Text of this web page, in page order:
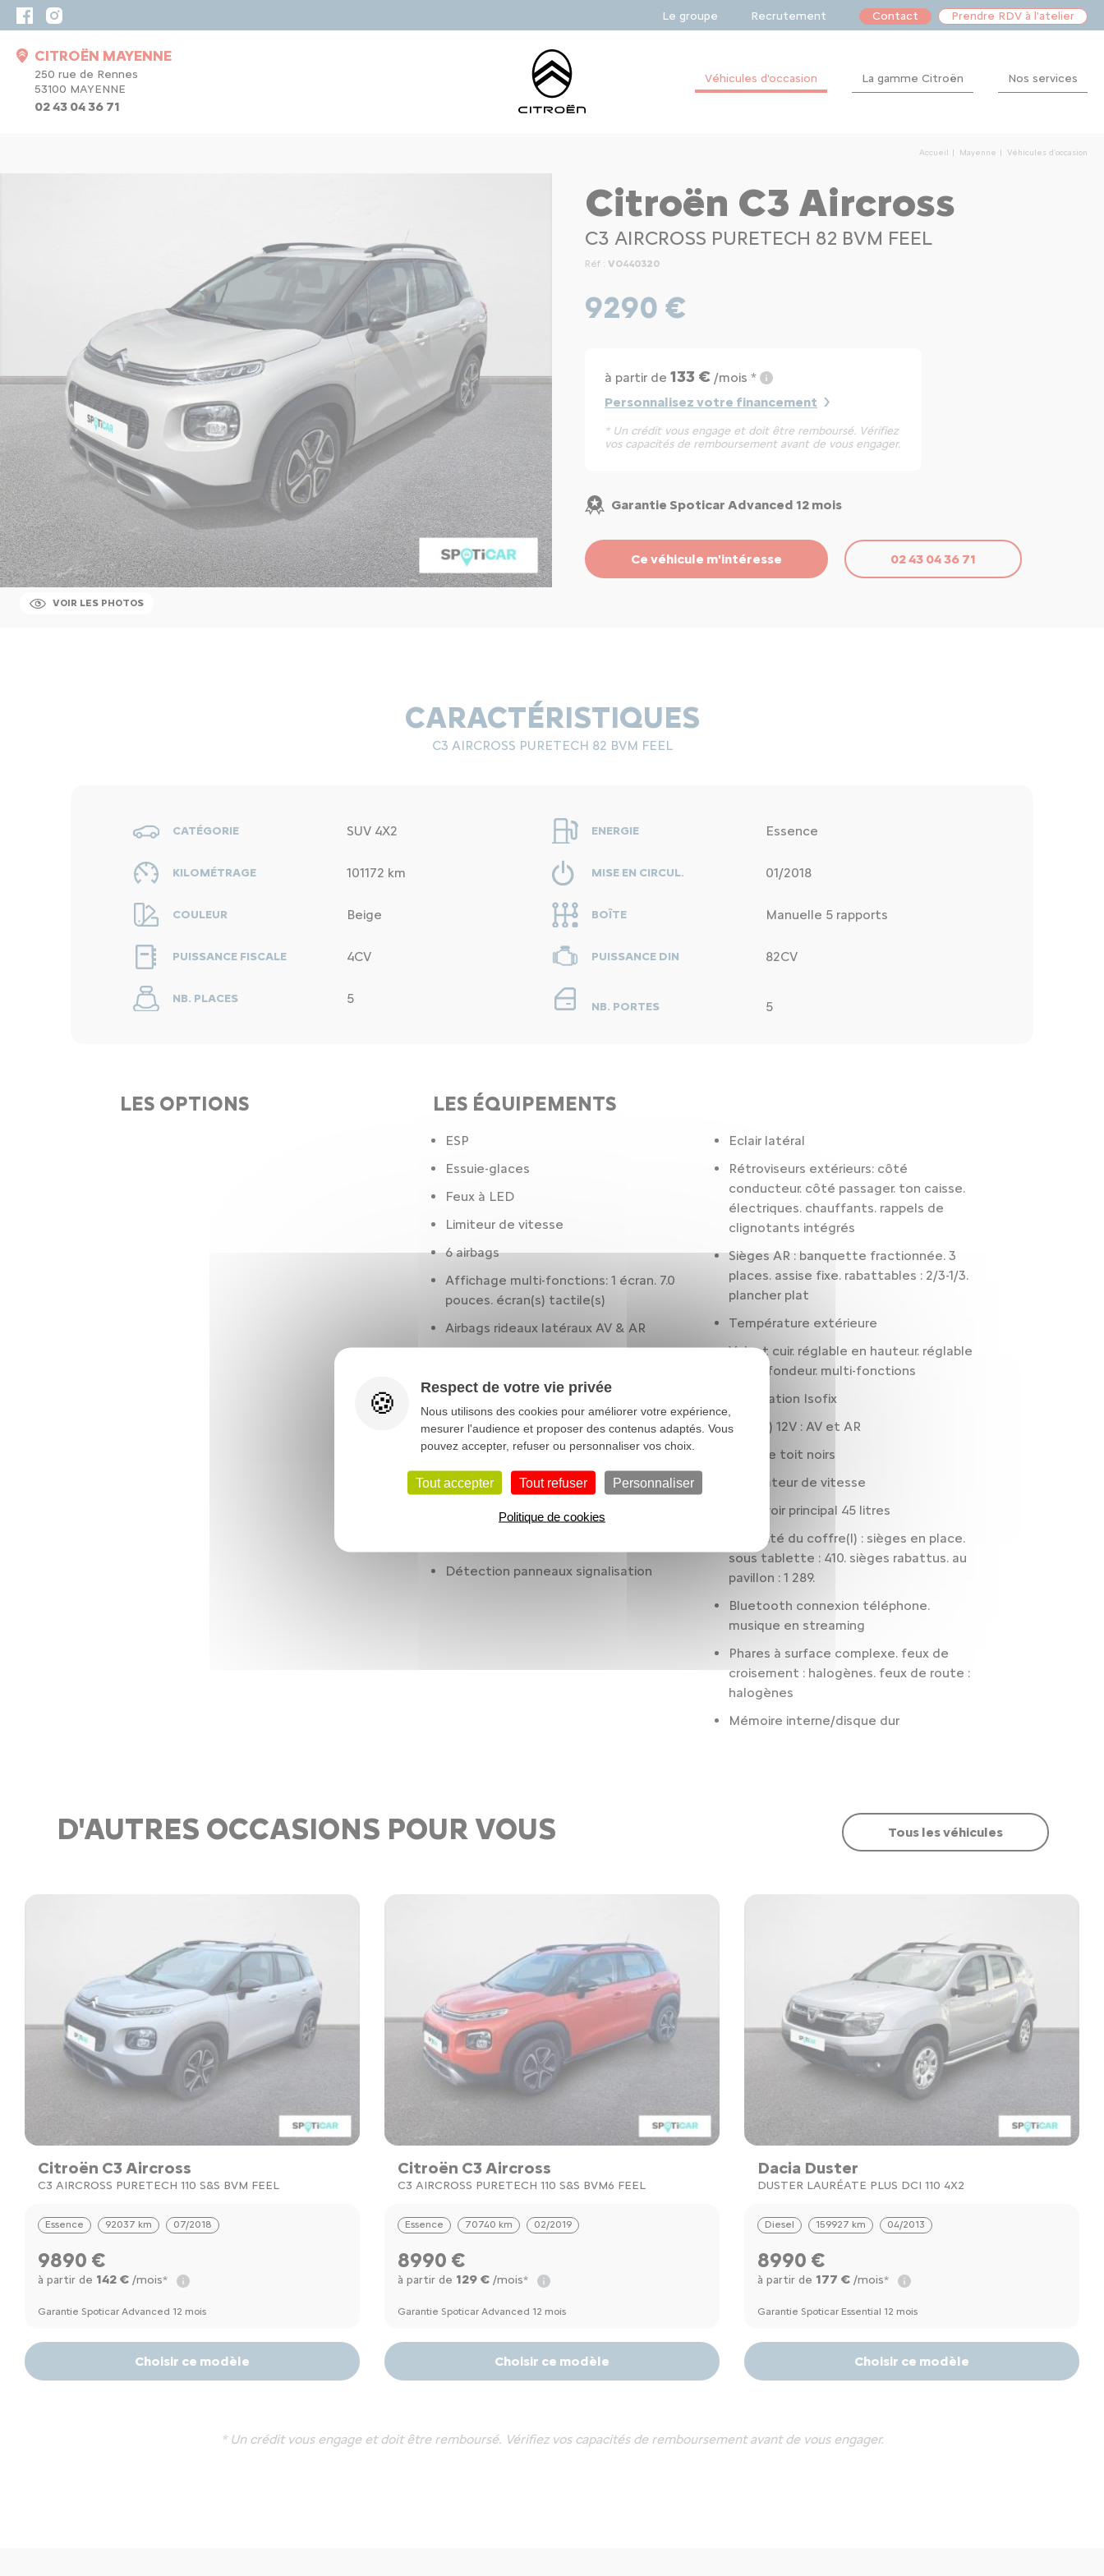
Le groupe Recrutement Contact Prendre RDV à l'atelier
CITROËN MAYENNE
250 rue de Rennes
53100 MAYENNE
02 43 04 36 71
Véhicules d'occasion La gamme Citroën Nos services
Accueil Mayenne Véhicules d'occasion
VOIR LES PHOTOS
Citroën C3 Aircross
C3 AIRCROSS PURETECH 82 BVM FEEL
Réf : VO440320
9290 €
à partir de 133 € /mois *
Personnalisez votre financement
* Un crédit vous engage et doit être remboursé. Vérifiez
vos capacités de remboursement avant de vous engager.
Garantie Spoticar Advanced 12 mois
Ce véhicule m'intéresse 02 43 04 36 71
CARACTÉRISTIQUES
C3 AIRCROSS PURETECH 82 BVM FEEL
CATÉGORIE SUV 4X2 ENERGIE Essence
KILOMÉTRAGE 101172 km MISE EN CIRCUL. 01/2018
COULEUR Beige BOÎTE Manuelle 5 rapports
PUISSANCE FISCALE 4CV PUISSANCE DIN 82CV
NB. PLACES 5
NB. PORTES 5
LES OPTIONS LES ÉQUIPEMENTS
ESP
Essuie-glaces
Feux à LED
Limiteur de vitesse
6 airbags
Affichage multi-fonctions: 1 écran. 7.0
pouces. écran(s) tactile(s)
Airbags rideaux latéraux AV & AR
Antibrouillards AV
Antipatinage
Assistance au freinage d'urgence
Climatisation
Condamnation centralisée à distance
Contrôle des phares: allumage
Détection panneaux signalisation
Eclair latéral
Rétroviseurs extérieurs: côté
conducteur. côté passager. ton caisse.
électriques. chauffants. rappels de
clignotants intégrés
Sièges AR : banquette fractionnée. 3
places. assise fixe. rabattables : 2/3-1/3.
plancher plat
Température extérieure
Volant cuir. réglable en hauteur. réglable
en profondeur. multi-fonctions
Préparation Isofix
Prise(s) 12V : AV et AR
Rails de toit noirs
Régulateur de vitesse
Réservoir principal 45 litres
Capacité du coffre(l) : sièges en place.
sous tablette : 410. sièges rabattus. au
pavillon : 1 289.
Bluetooth connexion téléphone.
musique en streaming
Phares à surface complexe. feux de
croisement : halogènes. feux de route :
halogènes
Mémoire interne/disque dur
D'AUTRES OCCASIONS POUR VOUS
Citroën C3 Aircross
C3 AIRCROSS PURETECH 110 S&S BVM FEEL
Essence 92037 km 07/2018
9890 €
à partir de 142 € /mois*
Garantie Spoticar Advanced 12 mois
Choisir ce modèle
Citroën C3 Aircross
C3 AIRCROSS PURETECH 110 S&S BVM6 FEEL
Essence 70740 km 02/2019
8990 €
à partir de 129 € /mois*
Garantie Spoticar Advanced 12 mois
Choisir ce modèle
Dacia Duster
DUSTER LAURÉATE PLUS DCI 110 4X2
Diesel 159927 km 04/2013
8990 €
à partir de 177 € /mois*
Garantie Spoticar Essential 12 mois
Choisir ce modèle
* Un crédit vous engage et doit être remboursé. Vérifiez vos capacités de remboursement avant de vous engager.
Tous les véhicules
Respect de votre vie privée
Nous utilisons des cookies pour améliorer votre expérience,
mesurer l'audience et proposer des contenus adaptés. Vous
pouvez accepter, refuser ou personnaliser vos choix.
Tout accepter Tout refuser Personnaliser
Politique de cookies